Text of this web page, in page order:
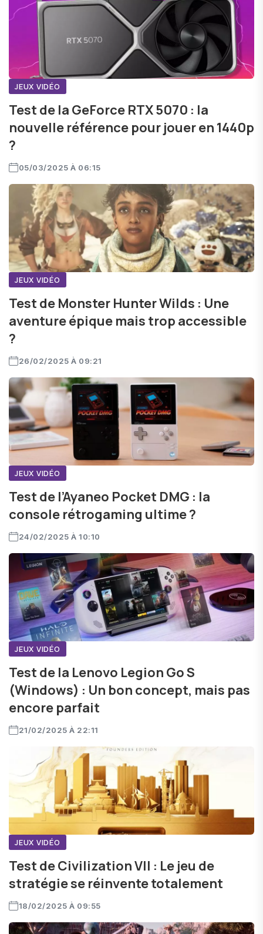
JEUX VIDÉO
Test de la GeForce RTX 5070 : la
nouvelle référence pour jouer en 1440p
?
05/03/2025 À 06:15
JEUX VIDÉO
Test de Monster Hunter Wilds : Une
aventure épique mais trop accessible
?
26/02/2025 À 09:21
JEUX VIDÉO
Test de l’Ayaneo Pocket DMG : la
console rétrogaming ultime ?
24/02/2025 À 10:10
JEUX VIDÉO
Test de la Lenovo Legion Go S
(Windows) : Un bon concept, mais pas
encore parfait
21/02/2025 À 22:11
JEUX VIDÉO
Test de Civilization VII : Le jeu de
stratégie se réinvente totalement
18/02/2025 À 09:55